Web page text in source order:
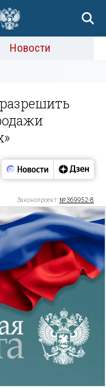
Новости
Законопроект: № 369952-8